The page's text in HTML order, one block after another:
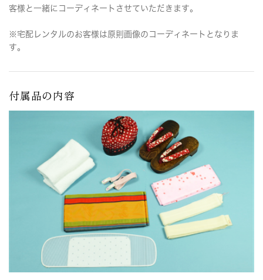
客様と一緒にコーディネートさせていただきます。
※宅配レンタルのお客様は原則画像のコーディネートとなりま
す。
付属品の内容